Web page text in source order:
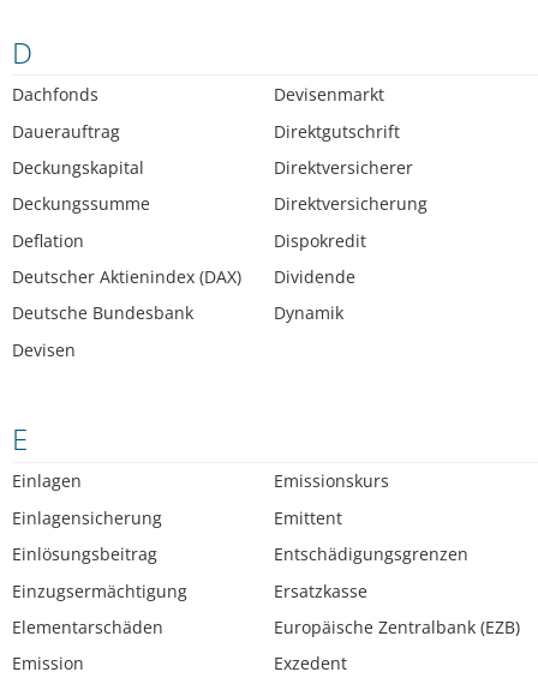
D
Dachfonds
Dauerauftrag
Deckungskapital
Deckungssumme
Deflation
Deutscher Aktienindex (DAX)
Deutsche Bundesbank
Devisen
Devisenmarkt
Direktgutschrift
Direktversicherer
Direktversicherung
Dispokredit
Dividende
Dynamik
E
Einlagen
Einlagensicherung
Einlösungsbeitrag
Einzugsermächtigung
Elementarschäden
Emission
Emissionskurs
Emittent
Entschädigungsgrenzen
Ersatzkasse
Europäische Zentralbank (EZB)
Exzedent